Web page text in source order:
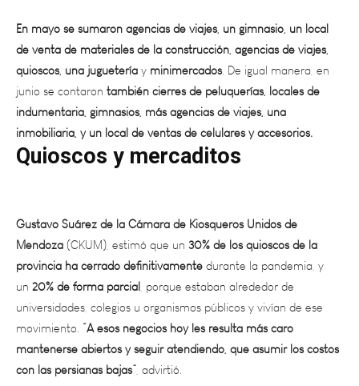
de venta de materiales de la construcción, agencias de viajes,
quioscos, unajugueteríayminimercados. De igual manera, en
junio se contarontambién cierres de peluquerías, locales de
indumentaria, gimnasios, más agencias de viajes, una
inmobiliaria, y un local de ventas de celulares y accesorios.
Quioscos y mercaditos
Mendoza(CKUM), estimó que un30% de los quioscos de la
provincia ha cerrado definitivamentedurante la pandemia, y
un20% de forma parcial, porque estaban alrededor de
universidades, colegios u organismos públicos y vivían de ese
movimiento.“A esos negocios hoy les resulta más caro
mantenerse abiertos y seguir atendiendo, que asumir los costos
con las persianas bajas”, advirtió.